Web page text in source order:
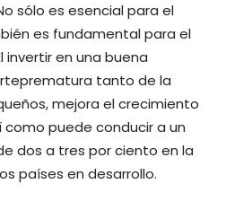
sólo es esencial para el
es fundamental para el
invertir en una buena
tanto de la
mejora el crecimiento
puede conducir a un
dos a tres por ciento en la
países en desarrollo.